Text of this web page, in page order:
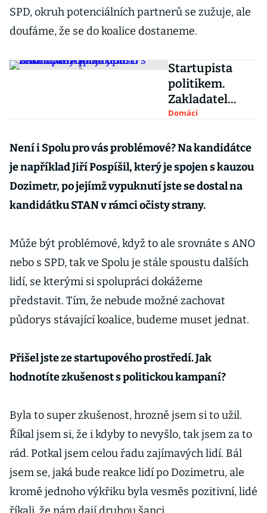
SPD, okruh potenciálních partnerů se zužuje, ale
doufáme, že se do koalice dostaneme.
Startupista
politikem.
Zakladatel
Donia opustí
spojil jméno s
hnutím STAN
Domácí
Není i Spolu pro vás problémové? Na kandidátce
je například Jiří Pospíšil, který je spojen s kauzou
Dozimetr, po jejímž vypuknutí jste se dostal na
kandidátku STAN v rámci očisty strany.
Může být problémové, když to ale srovnáte s ANO
nebo s SPD, tak ve Spolu je stále spoustu dalších
lidí, se kterými si spolupráci dokážeme
představit. Tím, že nebude možné zachovat
půdorys stávající koalice, budeme muset jednat.
Přišel jste ze startupového prostředí. Jak
hodnotíte zkušenost s politickou kampaní?
Byla to super zkušenost, hrozně jsem si to užil.
Říkal jsem si, že i kdyby to nevyšlo, tak jsem za to
rád. Potkal jsem celou řadu zajímavých lidí. Bál
jsem se, jaká bude reakce lidí po Dozimetru, ale
kromě jednoho výkřiku byla vesměs pozitivní, lidé